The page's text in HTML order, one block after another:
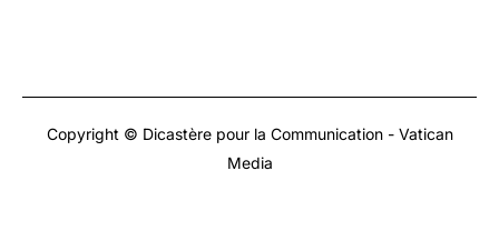
Copyright © Dicastère pour la Communication - Vatican
Media